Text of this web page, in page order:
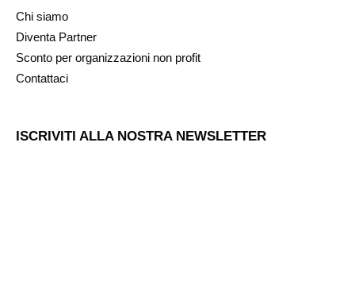
Chi siamo
Diventa Partner
Sconto per organizzazioni non profit
Contattaci
ISCRIVITI ALLA NOSTRA NEWSLETTER